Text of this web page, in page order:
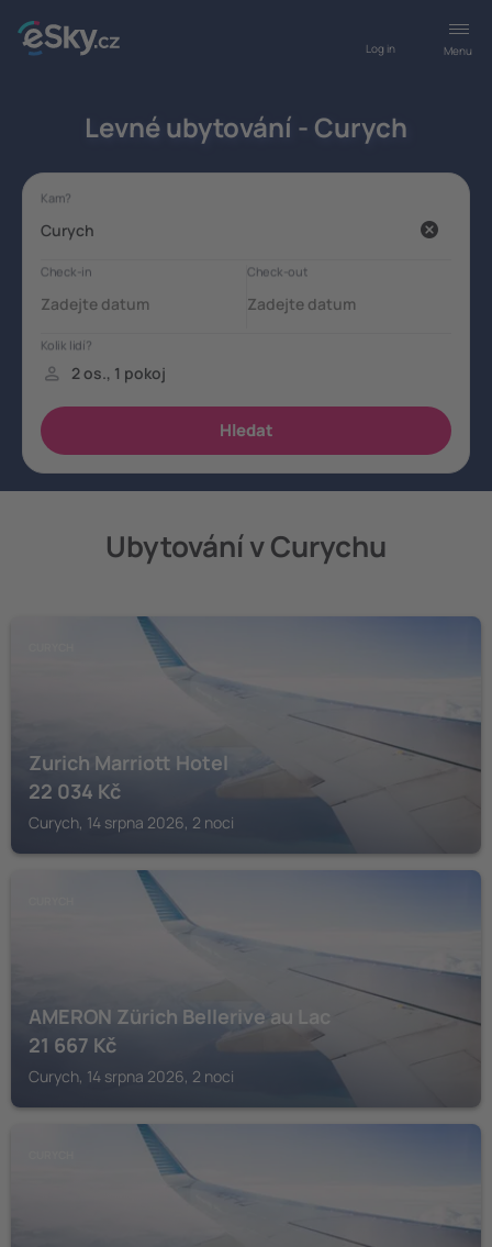
Menu
Log in
Levné ubytování - Curych
Ubytování v Curychu
Zurich Marriott Hotel
22 034 Kč
Curych, 14 srpna 2026, 2 noci
AMERON Zürich Bellerive au Lac
21 667 Kč
Curych, 14 srpna 2026, 2 noci